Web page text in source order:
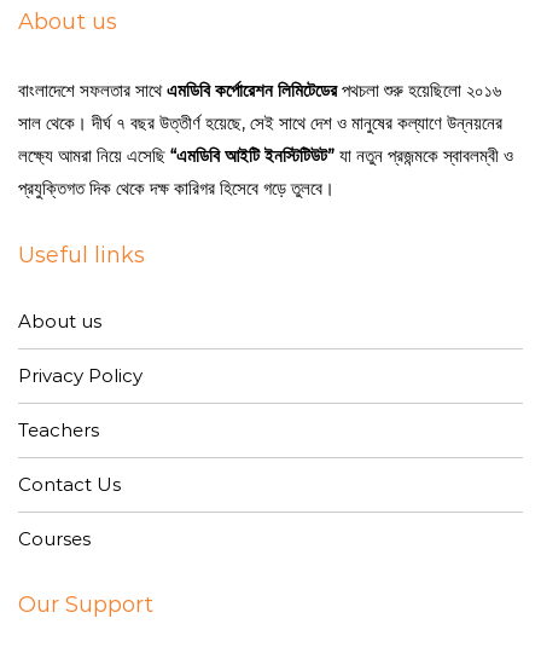
About us
বাংলাদেশে সফলতার সাথেএমডিবি কর্পোরেশন লিমিটেডেরপথচলা শুরু হয়েছিলো ২০১৬
সাল থেকে। দীর্ঘ ৭ বছর উত্তীর্ণ হয়েছে, সেই সাথে দেশ ও মানুষের কল্যাণে উন্নয়নের
লক্ষ্যে আমরা নিয়ে এসেছি “এমডিবি আইটি ইনস্টিটিউট” যা নতুন প্রজন্মকে স্বাবলম্বী ও
প্রযুক্তিগত দিক থেকে দক্ষ কারিগর হিসেবে গড়ে তুলবে।
Useful links
About us
Privacy Policy
Teachers
Contact Us
Courses
Our Support